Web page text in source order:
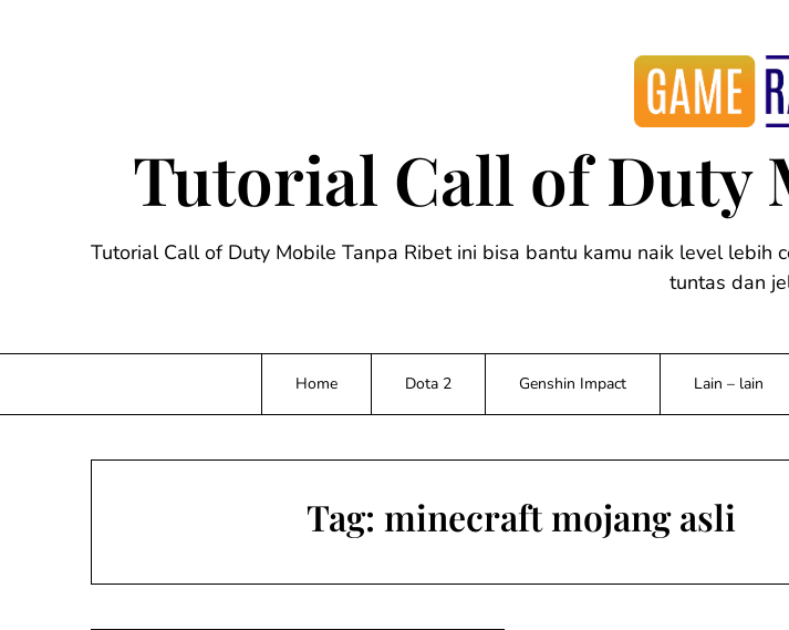
Tutorial Call of Duty
Tutorial Call of Duty Mobile Tanpa Ribet ini bisa bantu kamu naik level
tuntas dan
Home Dota 2 Genshin Impact Lain – lain
Tag: minecraft mojang asli